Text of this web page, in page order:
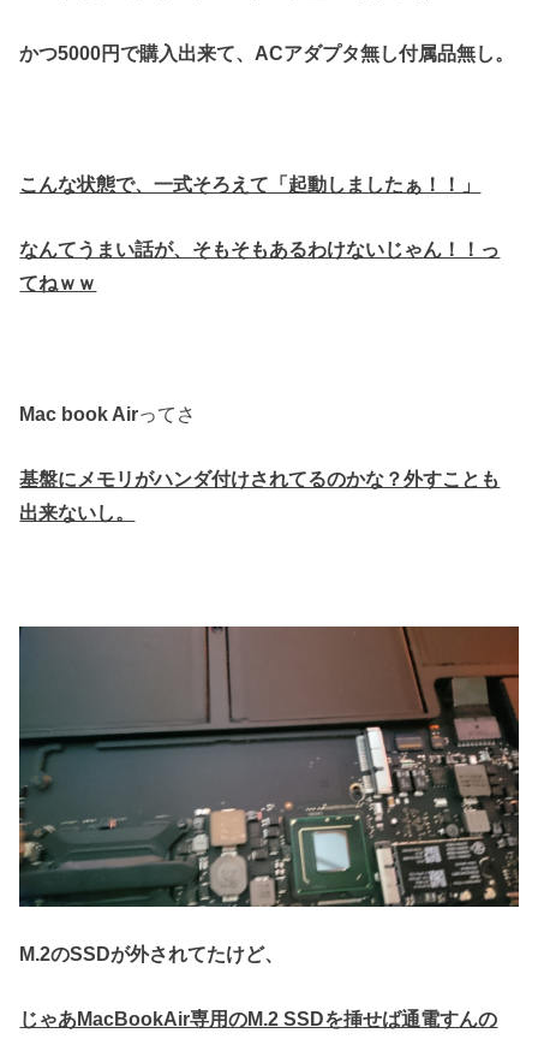
かつ5000円で購入出来て、 ACアダプタ無し付属品無し。
こんな状態で、一式そろえて「起動しましたぁ！！」
なんてうまい話が、そもそもあるわけないじゃん！！っ
てねｗｗ
Mac book Airってさ
基盤にメモリがハンダ付けされてるのかな？外すことも
出来ないし。
M.2のSSDが外されてたけど、
じゃあMacBookAir専用のM.2 SSDを挿せば通電すんの